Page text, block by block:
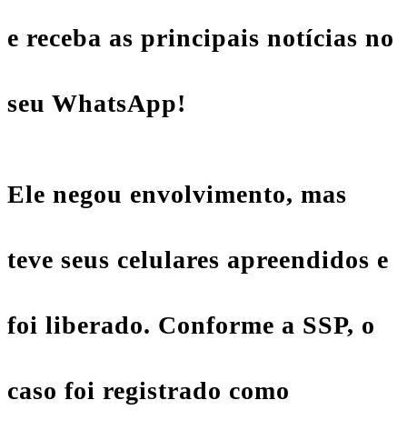
e receba as principais notícias no
seu WhatsApp!
Ele negou envolvimento, mas
teve seus celulares apreendidos e
foi liberado. Conforme a SSP, o
caso foi registrado como